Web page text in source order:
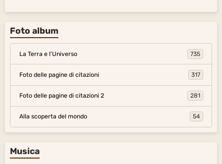
Foto album
La Terra e l'Universo 735
Foto delle pagine di citazioni 317
Foto delle pagine di citazioni 2 281
Alla scoperta del mondo 54
Musica